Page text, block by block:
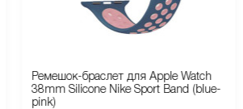
Ремешок-браслет для Apple Watch
38mm Silicone Nike Sport Band (blue-
pink)